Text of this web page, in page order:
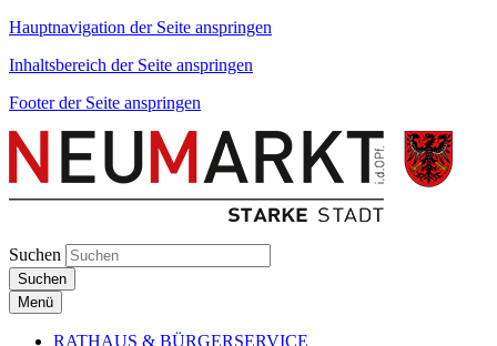
Hauptnavigation der Seite anspringen
Inhaltsbereich der Seite anspringen
Footer der Seite anspringen
Suchen
Suchen
Menü
RATHAUS & BÜRGERSERVICE